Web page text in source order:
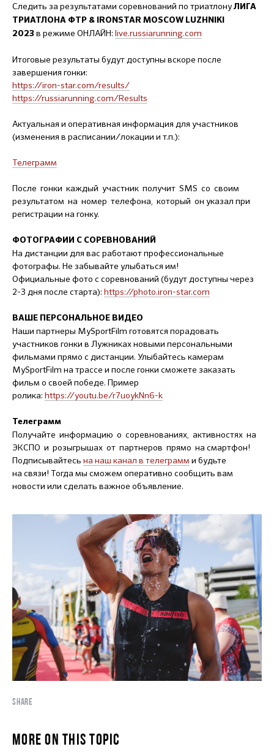
Следить за результатами соревнований по триатлонуЛИГА
ТРИАТЛОНА ФТР & IRONSTAR MOSCOW LUZHNIKI
2023 в режиме ОНЛАЙН: live.russiarunning.com
Итоговые результаты будут доступны вскоре после
завершения гонки:
https://iron-star.com/results/
https://russiarunning.com/Results
Актуальная и оперативная информация для участников
(изменения в расписании/локации и т.п.):
Телеграмм
После гонки каждый участник получит SMS со своим
результатом на номер телефона, который он указал при
регистрации на гонку.
ФОТОГРАФИИ С СОРЕВНОВАНИЙ
На дистанции для вас работают профессиональные
фотографы. Не забывайте улыбаться им!
Официальные фото с соревнований (будут доступны через
2-3 дня после старта): https://photo.iron-star.com
ВАШЕ ПЕРСОНАЛЬНОЕ ВИДЕО
Наши партнеры MySportFilm готовятся порадовать
участников гонки в Лужниках новыми персональными
фильмами прямо с дистанции. Улыбайтесь камерам
MySportFilm на трассе и после гонки сможете заказать
фильм о своей победе. Пример
ролика: https://youtu.be/r7uoykNn6-k
Телеграмм
Получайте информацию о соревнованиях, активностях на
ЭКСПО и розыгрышах от партнеров прямо на смартфон!
Подписывайтесь на наш канал в телеграмм и будьте
на связи! Тогда мы сможем оперативно сообщить вам
новости или сделать важное объявление.
SHARE
MORE ON THIS TOPIC